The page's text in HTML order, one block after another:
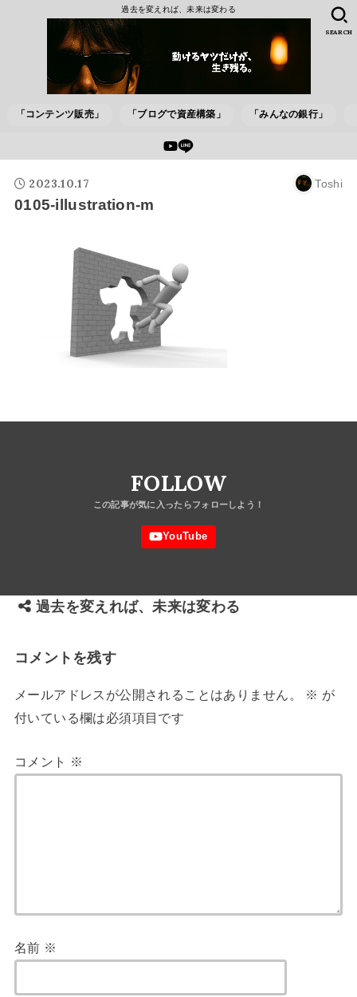
過去を変えれば、未来は変わる
「コンテンツ販売」 「ブログで資産構築」 「みんなの銀行」
SEARCH
2023.10.17 Toshi
0105-illustration-m
FOLLOW
過去を変えれば、未来は変わる
コメントを残す
メールアドレスが公開されることはありません。 ※ が
付いている欄は必須項目です
コメント ※
名前 ※